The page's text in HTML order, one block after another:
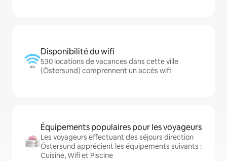
Disponibilité du wifi
530 locations de vacances dans cette ville
(Östersund) comprennent un accès wifi
Équipements populaires pour les voyageurs
Les voyageurs effectuant des séjours direction
Östersund apprécient les équipements suivants :
Cuisine, Wifi et Piscine